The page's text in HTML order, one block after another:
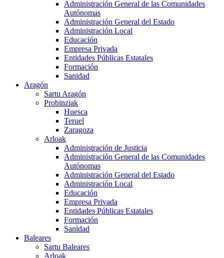
Administración General de las Comunidades
Autónomas
Administración General del Estado
Administración Local
Educación
Empresa Privada
Entidades Públicas Estatales
Formación
Sanidad
Aragón
Sartu Aragón
Probinziak
Huesca
Teruel
Zaragoza
Arloak
Administración de Justicia
Administración General de las Comunidades
Autónomas
Administración General del Estado
Administración Local
Educación
Empresa Privada
Entidades Públicas Estatales
Formación
Sanidad
Baleares
Sartu Baleares
Arloak